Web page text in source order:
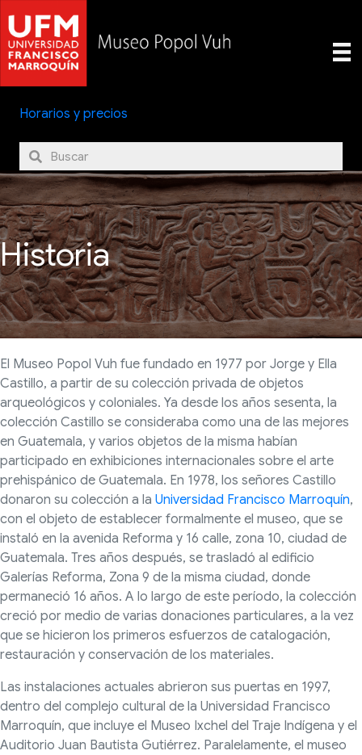
Horarios y precios
Historia
El Museo Popol Vuh fue fundado en 1977 por Jorge y Ella
Castillo, a partir de su colección privada de objetos
arqueológicos y coloniales. Ya desde los años sesenta, la
colección Castillo se consideraba como una de las mejores
en Guatemala, y varios objetos de la misma habían
participado en exhibiciones internacionales sobre el arte
prehispánico de Guatemala. En 1978, los señores Castillo
donaron su colección a la Universidad Francisco Marroquín,
con el objeto de establecer formalmente el museo, que se
instaló en la avenida Reforma y 16 calle, zona 10, ciudad de
Guatemala. Tres años después, se trasladó al edificio
Galerías Reforma, Zona 9 de la misma ciudad, donde
permaneció 16 años. A lo largo de este período, la colección
creció por medio de varias donaciones particulares, a la vez
que se hicieron los primeros esfuerzos de catalogación,
restauración y conservación de los materiales.
Las instalaciones actuales abrieron sus puertas en 1997,
dentro del complejo cultural de la Universidad Francisco
Marroquín, que incluye el Museo Ixchel del Traje Indígena y el
Auditorio Juan Bautista Gutiérrez. Paralelamente, el museo